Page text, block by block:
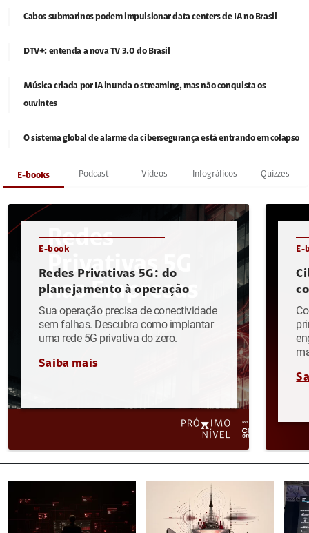
Cabos submarinos podem impulsionar data centers de IA no Brasil
DTV+: entenda a nova TV 3.0 do Brasil
Música criada por IA inunda o streaming, mas não conquista os
ouvintes
O sistema global de alarme da cibersegurança está entrando em colapso
E-books Podcast Vídeos Infográficos Quizzes
E-book
Redes Privativas 5G: do
planejamento à operação
Sua operação precisa de conectividade
sem falhas. Descubra como implantar
uma rede 5G privativa do zero.
Saiba mais
E-